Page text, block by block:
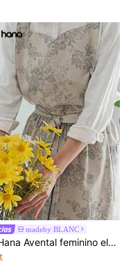
madeby BLANC
Haus Hana Avental feminino elegante estilo coreano com estampa floral, avental impermeável em algodão e linho, avental de cozinha sem mangas estilo japonês-coreano com amarração na cintura, uniforme para trabalho na cozinha, adequado para jardinagem, floricultura e limpeza - alça ajustável, amarração nas costas, tecido para flores, uso escolar e pessoal - ideal para professoras, cuidadoras e hobbistas.